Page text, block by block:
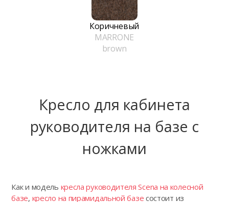
Коричневый
MARRONE
brown
Кресло для кабинета
руководителя на базе с
ножками
Как и модель кресла руководителя Scena на колесной
базе, кресло на пирамидальной базе состоит из